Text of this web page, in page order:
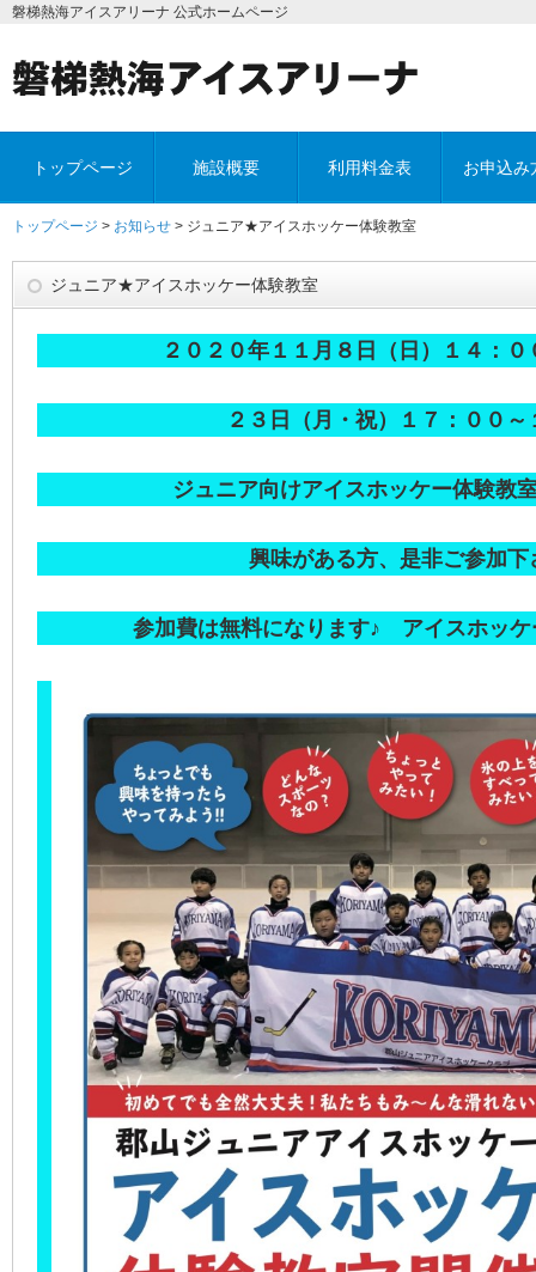
磐梯熱海アイスアリーナ 公式ホームページ
トップページ 施設概要 利用料金表 お申込み
トップページ > お知らせ > ジュニア★アイスホッケー体験教室
ジュニア★アイスホッケー体験教室
２０２０年１１月８日（日）１４：
２３日（月・祝） １７：００
ジュニア向けアイスホッケー体験教
興味がある方、是非ご参加
参加費は無料になります♪ アイスホッ